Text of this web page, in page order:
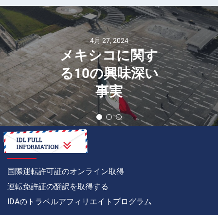
4月 27, 2024
メキシコに関す
る10の興味深い
事実
方法
国際運転許可証のオンライン取得
運転免許証の翻訳を取得する
IDAのトラベルアフィリエイトプログラム